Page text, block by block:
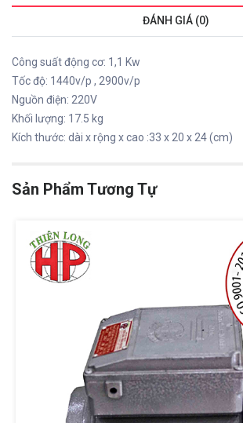
ĐÁNH GIÁ (0)
Công suất động cơ: 1,1 Kw
Tốc độ: 1440v/p , 2900v/p
Nguồn điện: 220V
Khối lượng: 17.5 kg
Kích thước: dài x rộng x cao :33 x 20 x 24 (cm)
Sản Phẩm Tương Tự